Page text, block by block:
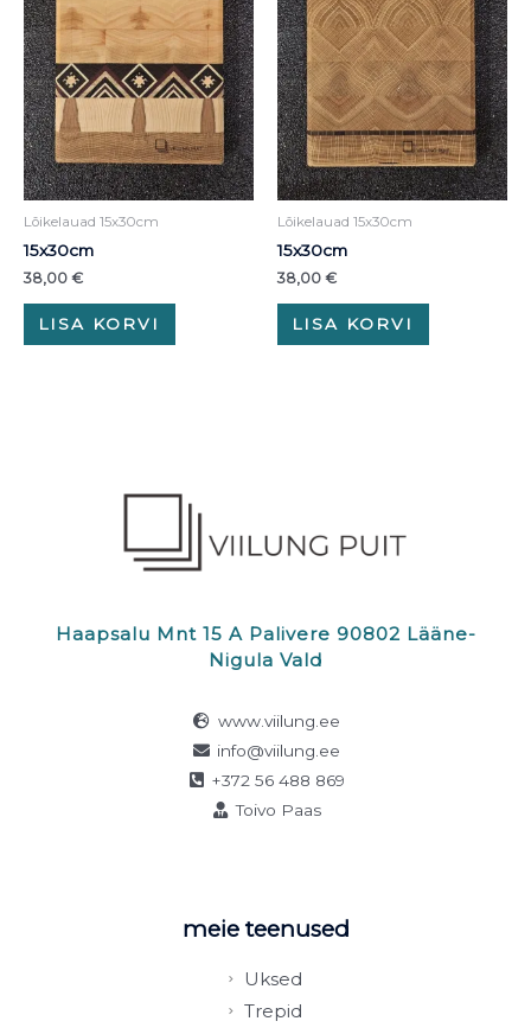
Lõikelauad 15x30cm
15x30cm
38,00 €
LISA KORVI
Lõikelauad 15x30cm
15x30cm
38,00 €
LISA KORVI
Haapsalu Mnt 15 A Palivere 90802 Lääne-
Nigula Vald
www.viilung.ee
info@viilung.ee
+372 56 488 869
Toivo Paas
meie teenused
Uksed
Trepid